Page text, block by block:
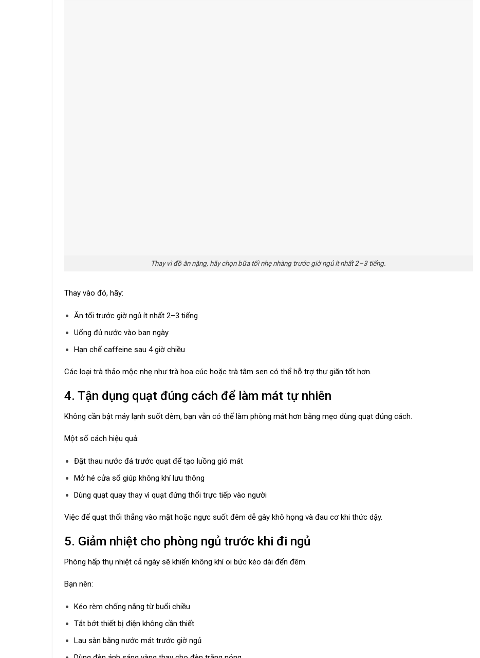
Thay vì đồ ăn nặng, hãy chọn bữa tối nhẹ nhàng trước giờ ngủ ít nhất 2–3 tiếng.
Thay vào đó, hãy:
Ăn tối trước giờ ngủ ít nhất 2–3 tiếng
Uống đủ nước vào ban ngày
Hạn chế caffeine sau 4 giờ chiều
Các loại trà thảo mộc nhẹ như trà hoa cúc hoặc trà tâm sen có thể hỗ trợ thư giãn tốt hơn.
4. Tận dụng quạt đúng cách để làm mát tự nhiên
Không cần bật máy lạnh suốt đêm, bạn vẫn có thể làm phòng mát hơn bằng mẹo dùng quạt đúng cách.
Một số cách hiệu quả:
Đặt thau nước đá trước quạt để tạo luồng gió mát
Mở hé cửa sổ giúp không khí lưu thông
Dùng quạt quay thay vì quạt đứng thổi trực tiếp vào người
Việc để quạt thổi thẳng vào mặt hoặc ngực suốt đêm dễ gây khô họng và đau cơ khi thức dậy.
5. Giảm nhiệt cho phòng ngủ trước khi đi ngủ
Phòng hấp thụ nhiệt cả ngày sẽ khiến không khí oi bức kéo dài đến đêm.
Bạn nên:
Kéo rèm chống nắng từ buổi chiều
Tắt bớt thiết bị điện không cần thiết
Lau sàn bằng nước mát trước giờ ngủ